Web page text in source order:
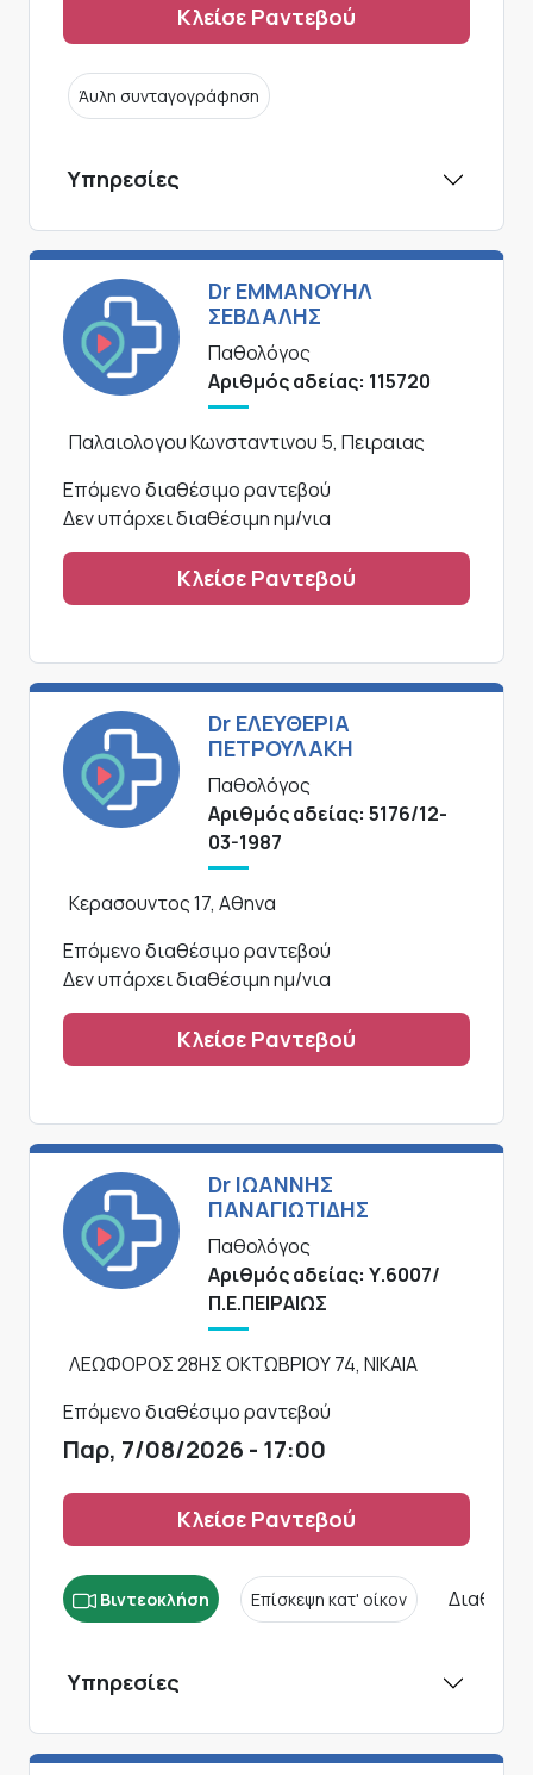
Κλείσε Ραντεβού
Άυλη συνταγογράφηση
Υπηρεσίες
Dr ΕΜΜΑΝΟΥΗΛ
ΣΕΒΔΑΛΗΣ
Παθολόγος
Αριθμός αδείας: 115720
Παλαιολογου Κωνσταντινου 5, Πειραιας
Επόμενο διαθέσιμο ραντεβού
Δεν υπάρχει διαθέσιμη ημ/νια
Κλείσε Ραντεβού
Dr ΕΛΕΥΘΕΡΙΑ
ΠΕΤΡΟΥΛΑΚΗ
Παθολόγος
Αριθμός αδείας: 5176/12-
03-1987
Κερασουντος 17, Αθηνα
Επόμενο διαθέσιμο ραντεβού
Δεν υπάρχει διαθέσιμη ημ/νια
Κλείσε Ραντεβού
Dr ΙΩΑΝΝΗΣ
ΠΑΝΑΓΙΩΤΙΔΗΣ
Παθολόγος
Αριθμός αδείας: Υ.6007/
Π.Ε.ΠΕΙΡΑΙΩΣ
ΛΕΩΦΟΡΟΣ 28ΗΣ ΟΚΤΩΒΡΙΟΥ 74, ΝΙΚΑΙΑ
Επόμενο διαθέσιμο ραντεβού
Παρ, 7/08/2026 - 17:00
Κλείσε Ραντεβού
Βιντεοκλήση Επίσκεψη κατ' οίκον
Υπηρεσίες